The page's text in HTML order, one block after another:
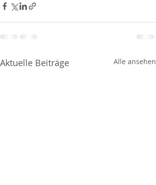
Aktuelle Beiträge Alle ansehen